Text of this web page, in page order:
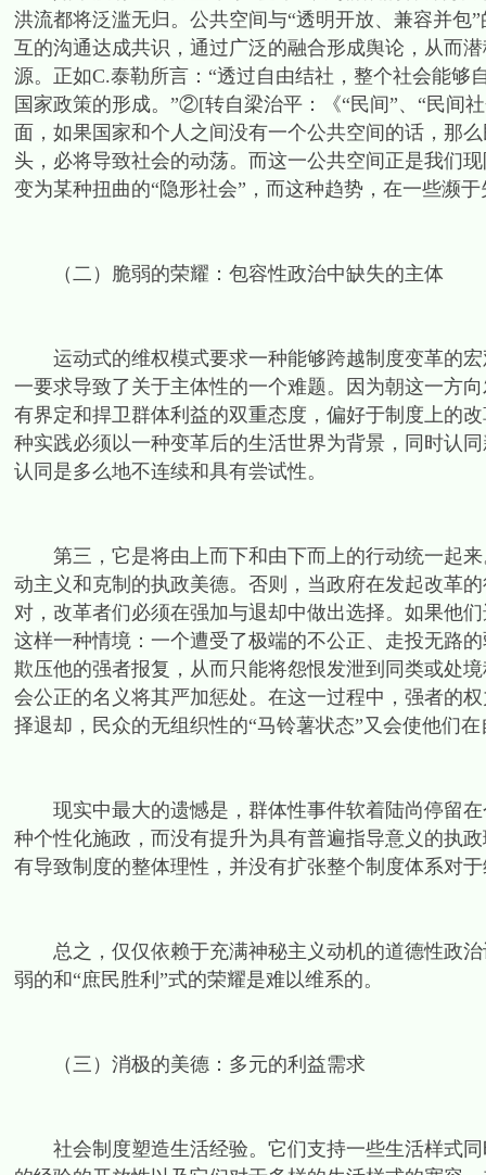
洪流都将泛滥无归。公共空间与“透明开放、兼容并
互的沟通达成共识，通过广泛的融合形成舆论，从而
源。正如C.泰勒所言：“透过自由结社，整个社会能够
国家政策的形成。”②[转自梁治平：《“民间”、“民间
面，如果国家和个人之间没有一个公共空间的话，那
头，必将导致社会的动荡。而这一公共空间正是我们
变为某种扭曲的“隐形社会”，而这种趋势，在一些濒
（二）脆弱的荣耀：包容性政治中缺失的主体
运动式的维权模式要求一种能够跨越制度变革的宏
一要求导致了关于主体性的一个难题。因为朝这一方
有界定和捍卫群体利益的双重态度，偏好于制度上的
种实践必须以一种变革后的生活世界为背景，同时认
认同是多么地不连续和具有尝试性。
第三，它是将由上而下和由下而上的行动统一起来
动主义和克制的执政美德。否则，当政府在发起改革
对，改革者们必须在强加与退却中做出选择。如果他
这样一种情境：一个遭受了极端的不公正、走投无路
欺压他的强者报复，从而只能将怨恨发泄到同类或处
会公正的名义将其严加惩处。在这一过程中，强者的
择退却，民众的无组织性的“马铃薯状态”又会使他们
现实中最大的遗憾是，群体性事件软着陆尚停留在
种个性化施政，而没有提升为具有普遍指导意义的执
有导致制度的整体理性，并没有扩张整个制度体系对
总之，仅仅依赖于充满神秘主义动机的道德性政治
弱的和“庶民胜利”式的荣耀是难以维系的。
（三）消极的美德：多元的利益需求
社会制度塑造生活经验。它们支持一些生活样式同